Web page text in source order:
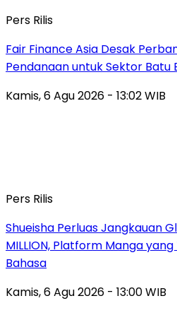
Pers Rilis
Fair Finance Asia Desak
Pendanaan untuk Sektor Batu
Kamis, 6 Agu 2026 - 13:02 WIB
Pers Rilis
Shueisha Perluas Jangkauan
MILLION, Platform Manga
Bahasa
Kamis, 6 Agu 2026 - 13:00 WIB